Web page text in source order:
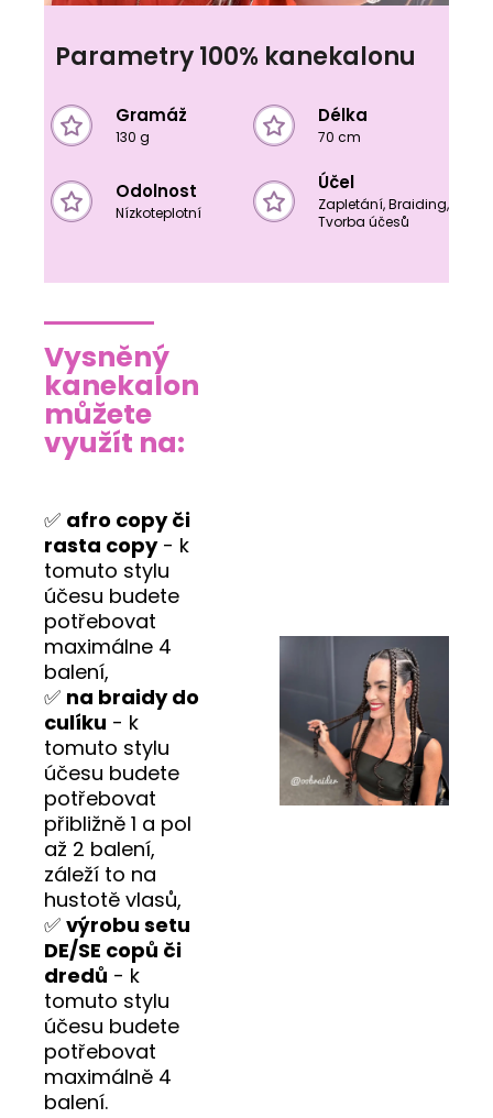
Parametry 100% kanekalonu
Gramáž
130 g
Délka
70 cm
Odolnost
Nízkoteplotní
Účel
Zapletání, Braiding,
Tvorba účesů
Vysněný
kanekalon
můžete
využít na:
✅ afro copy či
rasta copy- k
tomuto stylu
účesu budete
potřebovat
maximálne 4
balení,
✅ na braidy do
culíku - k
tomuto stylu
účesu budete
potřebovat
přibližně 1 a pol
až 2 balení,
záleží to na
hustotě vlasů,
✅ výrobu setu
DE/SE copů či
dredů - k
tomuto stylu
účesu budete
potřebovat
maximálně 4
balení.